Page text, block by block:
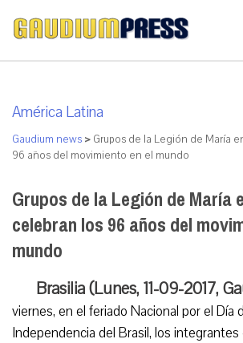
América Latina
Gaudium news > Grupos de la Legión de María
96 años del movimiento en el mundo
Grupos de la Legión de María
celebran los 96 años del
mundo
Brasilia (Lunes, 11-09-2017,
viernes, en el feriado Nacional por el Día
Independencia del Brasil, los integrantes